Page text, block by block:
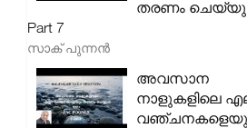
തരണം
Part 7
സാക് പുന്നൻ
അവസാന
നാളുകളിലെ